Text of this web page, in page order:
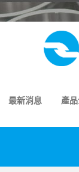
最新消息 產